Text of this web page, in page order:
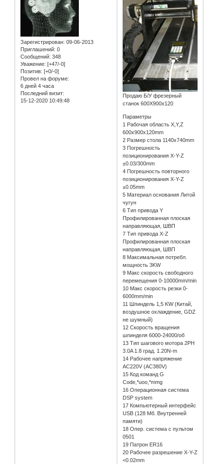
Зарегистрирован: 09-06-2013
Приглашений: 0
Сообщений: 348
Уважение: [+47/-0]
Позитив: [+0/-0]
Провел на форуме:
6 дней 4 часа
Последний визит:
15-12-2020 10:49:48
Продаю Б/У фрезерный
станок 600Х900х120
Параметры
1 Рабочая область X,Y,Z
600x900x120mm
2 Размер стола 1140x740mm
3 Погрешность
позиционирования X-Y-Z
±0.03/300mm
4 Погрешность повторного
позиционирования X-Y-Z
±0.05mm
5 Материал основания Литой
чугун
6 Тип привода Y
Профилированная плоская
направляющая, ШВП
7 Тип привода X-Z
Профилированная плоская
направляющая, ШВП
8 Максимальная потребл.
мощность 3KW
9 Макс скорость свободного
перемещения 0-10000mm/min
10 Макс скорость резки 0-
6000mm/min
11 Шпиндель 1,5 KW (Китай,
воздушное охлаждение, GDZ
не шумный)
12 Скорость вращения
шпинделя 6000-24000/об
13 Тип шагового мотора 2PH
3.0A 1.8 град. 1.20N-m
14 Рабочее напряжение
AC220V (AC380V)
15 Код команд G
Code,*uoo,*mmg
16 Операционная система
DSP system
17 Компьютерный интерфейс
USB (128 Мб. Внутренней
памяти)
18 Опер. система с пультом
0501
19 Патрон ER16
20 Рабочее разрешение X-Y-Z
<0.02mm